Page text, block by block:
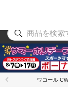
ワコール